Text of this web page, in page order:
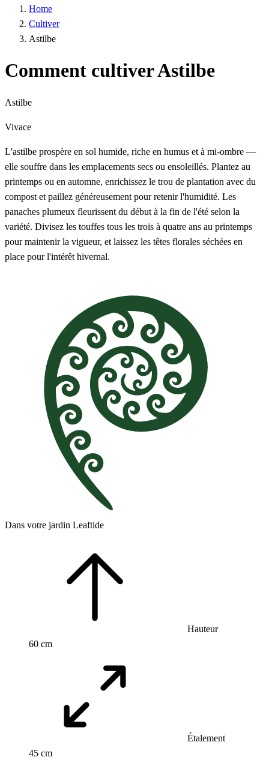
Home
Cultiver
Astilbe
Comment cultiver Astilbe
Astilbe
Vivace
L'astilbe prospère en sol humide, riche en humus et à mi-ombre —
elle souffre dans les emplacements secs ou ensoleillés. Plantez au
printemps ou en automne, enrichissez le trou de plantation avec du
compost et paillez généreusement pour retenir l'humidité. Les
panaches plumeux fleurissent du début à la fin de l'été selon la
variété. Divisez les touffes tous les trois à quatre ans au printemps
pour maintenir la vigueur, et laissez les têtes florales séchées en
place pour l'intérêt hivernal.
Dans votre jardin Leaftide
Hauteur
60 cm
Étalement
45 cm